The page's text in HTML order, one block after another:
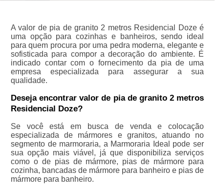
A valor de pia de granito 2 metros Residencial Doze é
uma opção para cozinhas e banheiros, sendo ideal
para quem procura por uma pedra moderna, elegante e
sofisticada para compor a decoração do ambiente. É
indicado contar com o fornecimento da pia de uma
empresa especializada para assegurar a sua
qualidade.
Deseja encontrar valor de pia de granito 2 metros
Residencial Doze?
Se você está em busca de venda e colocação
especializada de mármores e granitos, atuando no
segmento de marmoraria, a Marmoraria Ideal pode ser
sua opção mais viável, já que disponibiliza serviços
como o de pias de mármore, pias de mármore para
cozinha, bancadas de mármore para banheiro e pias de
mármore para banheiro.